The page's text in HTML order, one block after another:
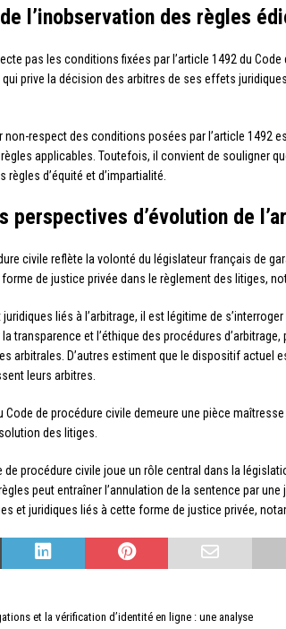
l’inobservation des règles
pas les conditions fixées par l’article 1492 du
prive la décision des arbitres de ses effets
non-respect des conditions posées par l’article
applicables. Toutefois, il convient de souligner
d’équité et d’impartialité.
perspectives d’évolution de
civile reflète la volonté du législateur français de
de justice privée dans le règlement des litiges,
liés à l’arbitrage, il est légitime de
transparence et l’éthique des procédures
arbitrales. D’autres estiment que le dispositif
leurs arbitres.
Code de procédure civile demeure une pièce
des litiges.
de procédure civile joue un rôle central dans la
peut entraîner l’annulation de la sentence par
et juridiques liés à cette forme de justice privée,
et la vérification d’identité en ligne : une analyse